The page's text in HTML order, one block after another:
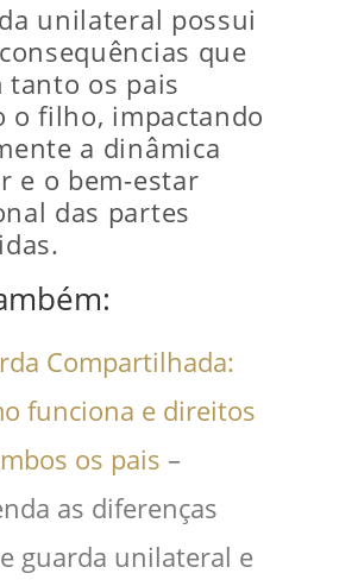
unilateral possui
que
tanto os pais
o filho, impactando
a dinâmica
e o bem-estar
das partes
Compartilhada:
funciona e direitos
os pais –
as diferenças
guarda unilateral e